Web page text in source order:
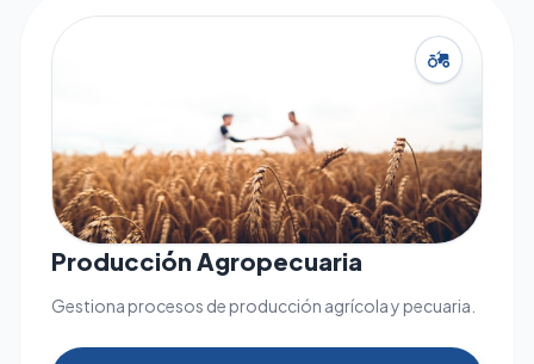
agriculture
Producción Agropecuaria
Gestiona procesos de producción agrícola y pecuaria.